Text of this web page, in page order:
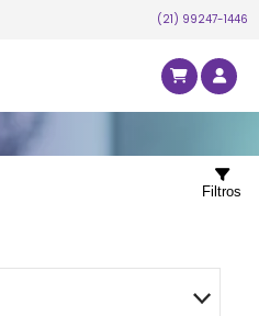
(21) 99247-1446
Filtros